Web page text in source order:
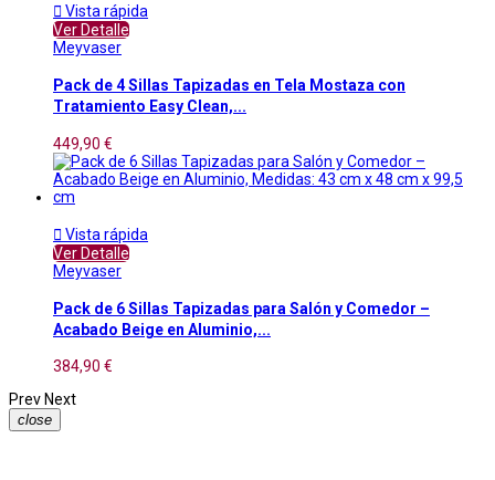
 Vista rápida
Ver Detalle
Meyvaser
Pack de 4 Sillas Tapizadas en Tela Mostaza con
Tratamiento Easy Clean,...
449,90 €
 Vista rápida
Ver Detalle
Meyvaser
Pack de 6 Sillas Tapizadas para Salón y Comedor –
Acabado Beige en Aluminio,...
384,90 €
Prev Next
close